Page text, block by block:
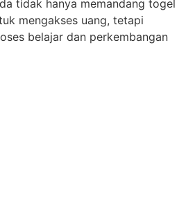
tidak hanya memandang togel
mengakses uang, tetapi
belajar dan perkembangan